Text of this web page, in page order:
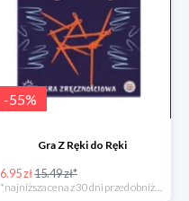
-55%
Gra Z Ręki do Ręki
6.95 zł15.49 zł*
*najniższa cena z 30 dni przed obniżką